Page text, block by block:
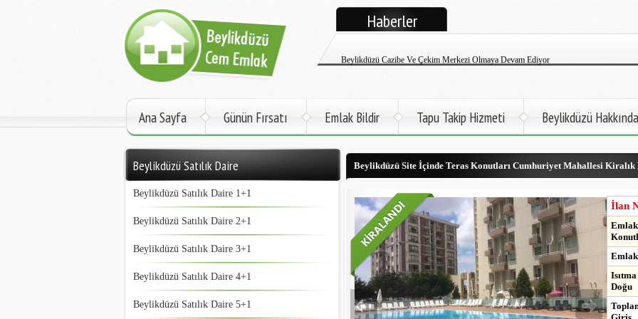
Haberler
Beylikdüzü Cem Emlak Tüm İlanlarıyla Google+ Yayınına Başladı
Kadir Topbaş Açıkladı. 2017'de Metro Beylikdüzü'nde
Beylikdüzü Büyükşehir'de Kapalı Yüzme Havuzu Çok Yakında Hizmette
Ana Sayfa Günün Fırsatı Emlak Bildir Tapu Takip Hizmeti Beylikdüzü Hakkında
Beylikdüzü Satılık Daire
Beylikdüzü Satılık Daire 1+1
Beylikdüzü Satılık Daire 2+1
Beylikdüzü Satılık Daire 3+1
Beylikdüzü Satılık Daire 4+1
Beylikdüzü Satılık Daire 5+1
Beylikdüzü Site İçinde Teras Konutları Cumhuriyet Mahallesi Kiralık
İlan
Emlak
Doğu